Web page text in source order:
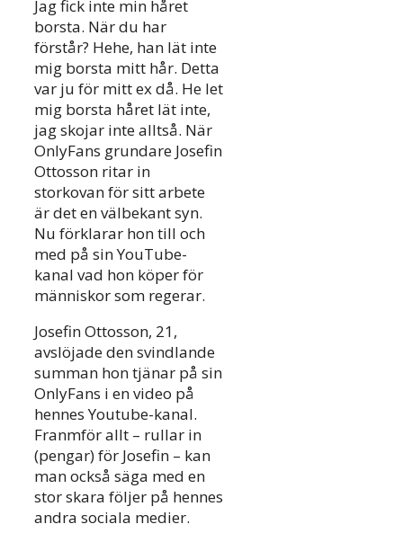
Jag fick inte min håret
borsta. När du har
förstår? Hehe, han lät inte
mig borsta mitt hår. Detta
var ju för mitt ex då. He let
mig borsta håret lät inte,
jag skojar inte alltså. När
OnlyFans grundare Josefin
Ottosson ritar in
storkovan för sitt arbete
är det en välbekant syn.
Nu förklarar hon till och
med på sin YouTube-
kanal vad hon köper för
människor som regerar.
Josefin Ottosson, 21,
avslöjade den svindlande
summan hon tjänar på sin
OnlyFans i en video på
hennes Youtube-kanal.
Franmför allt – rullar in
(pengar) för Josefin – kan
man också säga med en
stor skara följer på hennes
andra sociala medier.